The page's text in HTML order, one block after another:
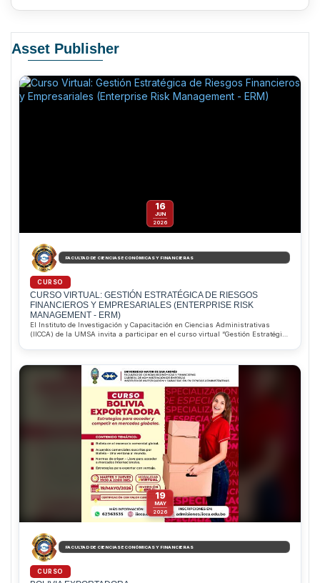
Asset Publisher
16
JUN
2026
FACULTAD DE CIENCIAS ECONÓMICAS Y FINANCIERAS
CURSO
CURSO VIRTUAL: GESTIÓN ESTRATÉGICA DE RIESGOS
FINANCIEROS Y EMPRESARIALES (ENTERPRISE RISK
MANAGEMENT - ERM)
El Instituto de Investigación y Capacitación en Ciencias Administrativas
(IICCA) de la UMSA invita a participar en el curso virtual “Gestión Estratégica
riesgos corporativos bajo estándares internacionales. Además, ofrece
descuentos del 10% para estudiantes regulares de la Facultad de Ciencias
Económicas y Financieras y del 20% para estudiantes sobresalientes de la
Carrera de Administración de Empresas. Informes e inscripciones al
WhatsApp 62363535.
19
MAY
2026
FACULTAD DE CIENCIAS ECONÓMICAS Y FINANCIERAS
CURSO